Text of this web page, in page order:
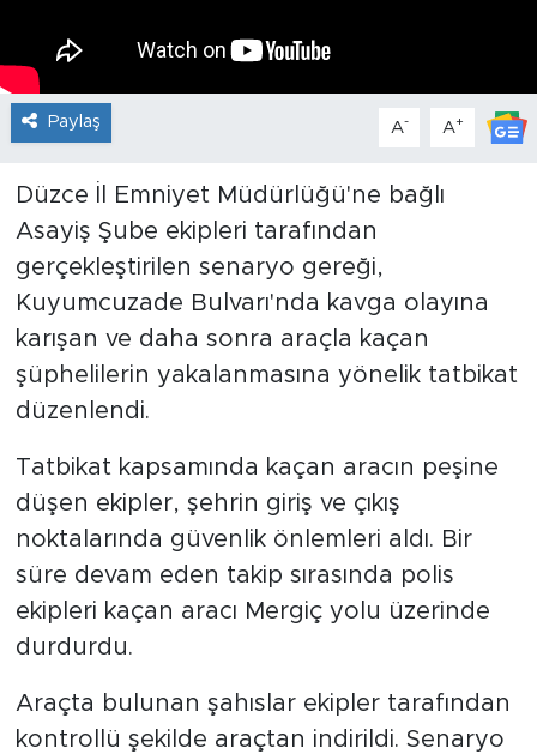
Paylaş A- A+
Düzce İl Emniyet Müdürlüğü'ne bağlı
Asayiş Şube ekipleri tarafından
gerçekleştirilen senaryo gereği,
Kuyumcuzade Bulvarı'nda kavga olayına
karışan ve daha sonra araçla kaçan
şüphelilerin yakalanmasına yönelik tatbikat
düzenlendi.
Tatbikat kapsamında kaçan aracın peşine
düşen ekipler, şehrin giriş ve çıkış
noktalarında güvenlik önlemleri aldı. Bir
süre devam eden takip sırasında polis
ekipleri kaçan aracı Mergiç yolu üzerinde
durdurdu.
Araçta bulunan şahıslar ekipler tarafından
kontrollü şekilde araçtan indirildi. Senaryo